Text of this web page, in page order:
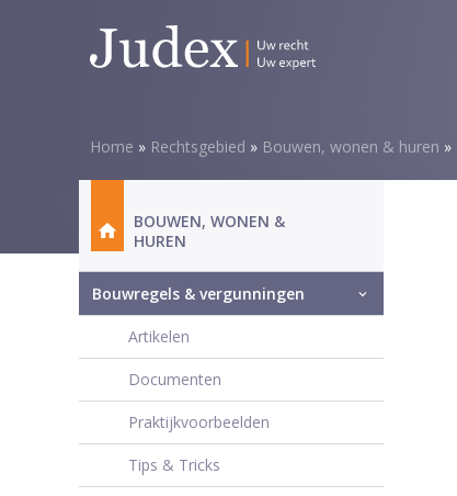
Home » Rechtsgebied » Bouwen, wonen & huren »
BOUWEN, WONEN &
HUREN
Bouwregels & vergunningen
Artikelen
Documenten
Praktijkvoorbeelden
Tips & Tricks